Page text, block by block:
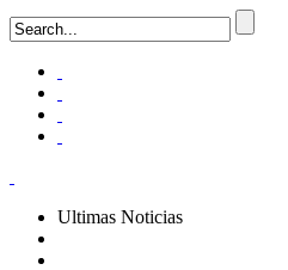
Ultimas Noticias